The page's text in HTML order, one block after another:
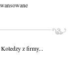
z firmy...